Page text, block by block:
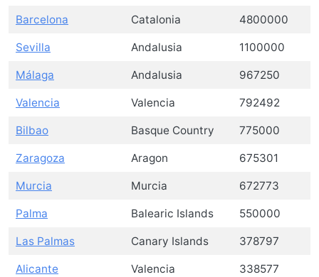
Barcelona Catalonia 4800000
Sevilla Andalusia 1100000
Málaga Andalusia 967250
Valencia Valencia 792492
Bilbao Basque Country 775000
Zaragoza Aragon 675301
Murcia Murcia 672773
Palma Balearic Islands 550000
Las Palmas Canary Islands 378797
Alicante Valencia 338577